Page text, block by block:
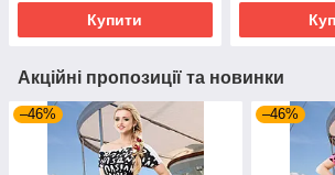
Купити
Акційні пропозиції та новинки
–46% –46%